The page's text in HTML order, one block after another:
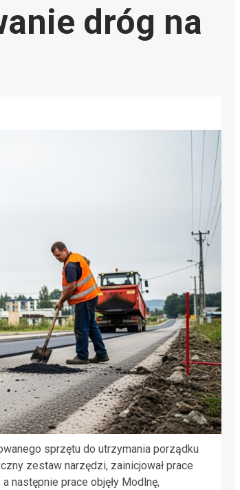
dróg na
sprzętu do utrzymania porządku
zestaw narzędzi, zainicjował prace
następnie prace objęły Modlnę,